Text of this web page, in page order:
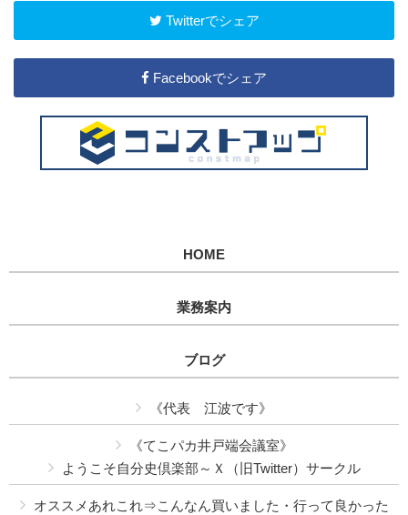
Twitterでシェア
Facebookでシェア
HOME
業務案内
ブログ
《代表 江波です》
《てこパカ井戸端会議室》
ようこそ自分史倶楽部～Ｘ（旧Twitter）サークル
オススメあれこれ⇒こんなん買いました・行って良かった